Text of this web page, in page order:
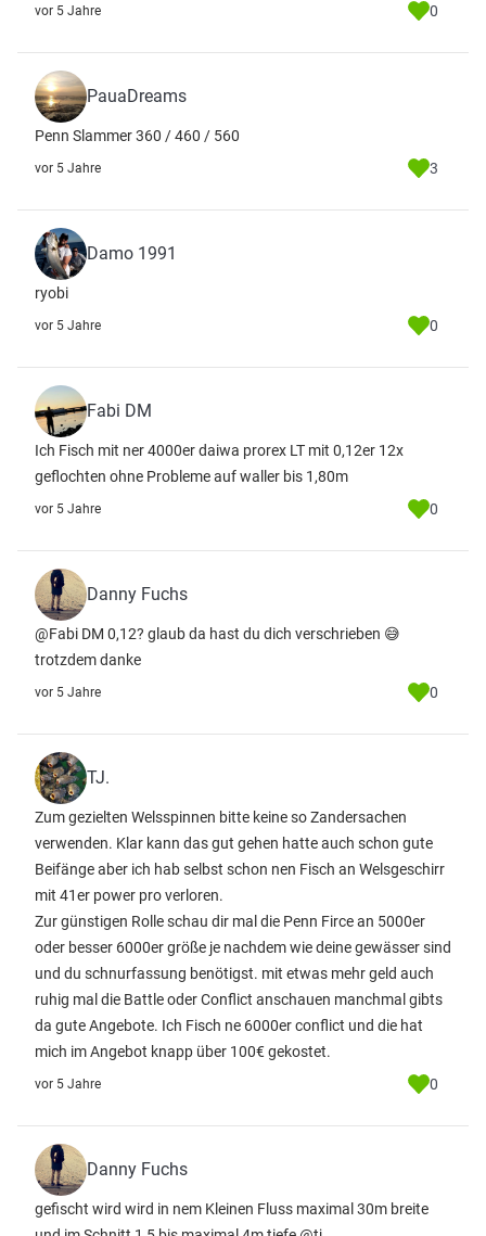
vor 5 Jahre 0
PauaDreams
Penn Slammer 360 / 460 / 560
vor 5 Jahre 3
Damo 1991
ryobi
vor 5 Jahre 0
Fabi DM
Ich Fisch mit ner 4000er daiwa prorex LT mit 0,12er 12x
geflochten ohne Probleme auf waller bis 1,80m
vor 5 Jahre 0
Danny Fuchs
@Fabi DM 0,12? glaub da hast du dich verschrieben 😅
trotzdem danke
vor 5 Jahre 0
TJ.
Zum gezielten Welsspinnen bitte keine so Zandersachen
verwenden. Klar kann das gut gehen hatte auch schon gute
Beifänge aber ich hab selbst schon nen Fisch an Welsgeschirr
mit 41er power pro verloren.
Zur günstigen Rolle schau dir mal die Penn Firce an 5000er
oder besser 6000er größe je nachdem wie deine gewässer sind
und du schnurfassung benötigst. mit etwas mehr geld auch
ruhig mal die Battle oder Conflict anschauen manchmal gibts
da gute Angebote. Ich Fisch ne 6000er conflict und die hat
mich im Angebot knapp über 100€ gekostet.
vor 5 Jahre 0
Danny Fuchs
gefischt wird wird in nem Kleinen Fluss maximal 30m breite